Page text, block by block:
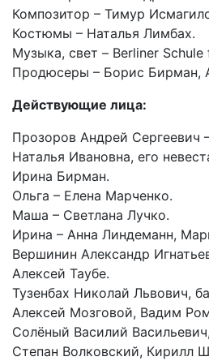
Композитор – Тимур
Костюмы – Наталья Лимбах.
Музыка, свет – Berliner Schule
Продюсеры – Борис Бирман,
Действующие лица:
Прозоров Андрей Сергеевич
Наталья Ивановна, его
Ирина Бирман.
Ольга – Елена Марченко.
Маша – Светлана Лучко.
Ирина – Анна Линдеманн,
Вершинин Александр
Алексей Таубе.
Тузенбах Николай Львович,
Алексей Мозговой, Вадим
Солёный Василий
Степан Волковский, Кирилл